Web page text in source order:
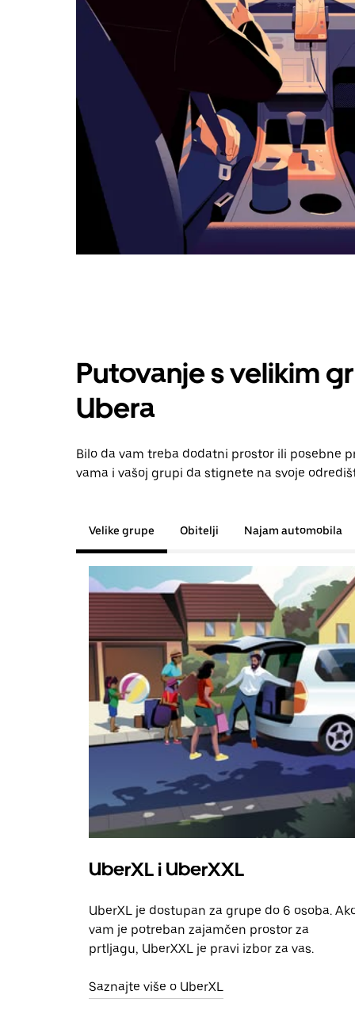
Putovanje s velikim
Ubera
Bilo da vam treba dodatni prostor ili posebne
vama i vašoj grupi da stignete na svoje
Velike grupe Obitelji Najam automobila
UberXL i UberXXL
UberXL je dostupan za grupe do 6 osoba.
vam je potreban zajamčen prostor za
prtljagu, UberXXL je pravi izbor za vas.
Saznajte više o UberXL